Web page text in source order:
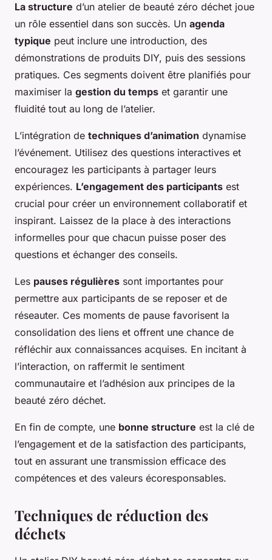
La structure d’un atelier de beauté zéro déchet joue
un rôle essentiel dans son succès. Un agenda
typique peut inclure une introduction, des
démonstrations de produits DIY, puis des sessions
pratiques. Ces segments doivent être planifiés pour
maximiser la gestion du temps et garantir une
fluidité tout au long de l’atelier.
L’intégration de techniques d’animation dynamise
l’événement. Utilisez des questions interactives et
encouragez les participants à partager leurs
expériences. L’engagement des participants est
crucial pour créer un environnement collaboratif et
inspirant. Laissez de la place à des interactions
informelles pour que chacun puisse poser des
questions et échanger des conseils.
Les pauses régulières sont importantes pour
permettre aux participants de se reposer et de
réseauter. Ces moments de pause favorisent la
consolidation des liens et offrent une chance de
réfléchir aux connaissances acquises. En incitant à
l’interaction, on raffermit le sentiment
communautaire et l’adhésion aux principes de la
beauté zéro déchet.
En fin de compte, une bonne structure est la clé de
l’engagement et de la satisfaction des participants,
tout en assurant une transmission efficace des
compétences et des valeurs écoresponsables.
Techniques de réduction des
déchets